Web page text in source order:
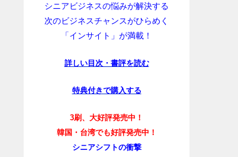
シニアビジネスの悩みが解決する
次のビジネスチャンスがひらめく
「インサイト」が満載！
詳しい目次・書評を読む
特典付きで購入する
3刷、大好評発売中！
韓国・台湾でも好評発売中！
シニアシフトの衝撃